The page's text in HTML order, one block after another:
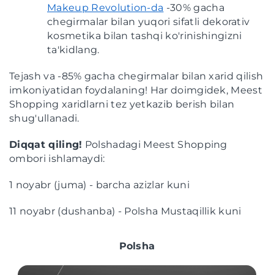
Makeup Revolution-da -30% gacha
chegirmalar bilan yuqori sifatli dekorativ
kosmetika bilan tashqi ko'rinishingizni
ta'kidlang.
Tejash va -85% gacha chegirmalar bilan xarid qilish
imkoniyatidan foydalaning! Har doimgidek, Meest
Shopping xaridlarni tez yetkazib berish bilan
shug'ullanadi.
Diqqat qiling! Polshadagi Meest Shopping
ombori ishlamaydi:
1 noyabr (juma) - barcha azizlar kuni
11 noyabr (dushanba) - Polsha Mustaqillik kuni
Polsha